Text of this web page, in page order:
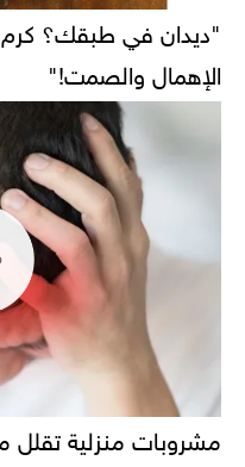
"ديدان في طبقك؟ كرم
الإهمال والصمت!"
مشروبات منزلية تقلل